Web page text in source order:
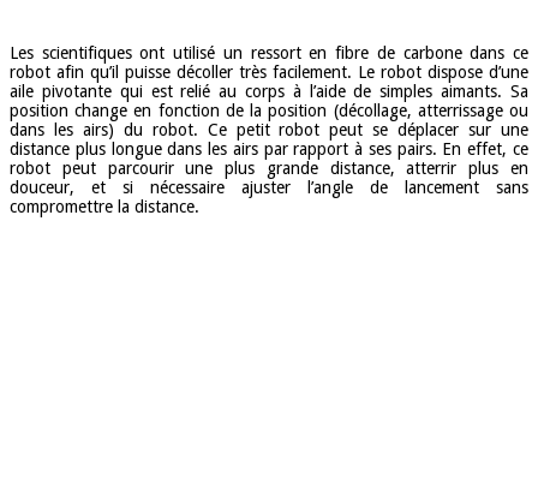
Les scientifiques ont utilisé un ressort en fibre de carbone dans ce
robot afin qu’il puisse décoller très facilement. Le robot dispose d’une
aile pivotante qui est relié au corps à l’aide de simples aimants. Sa
position change en fonction de la position (décollage, atterrissage ou
dans les airs) du robot. Ce petit robot peut se déplacer sur une
distance plus longue dans les airs par rapport à ses pairs. En effet, ce
robot peut parcourir une plus grande distance, atterrir plus en
douceur, et si nécessaire ajuster l’angle de lancement sans
compromettre la distance.